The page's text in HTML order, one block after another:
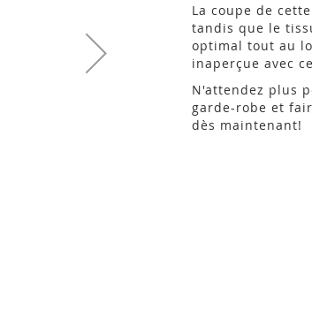
La coupe de
tandis que le
optimal tout au
inaperçue avec
N'attendez plus
garde-robe et
dès maintenant!